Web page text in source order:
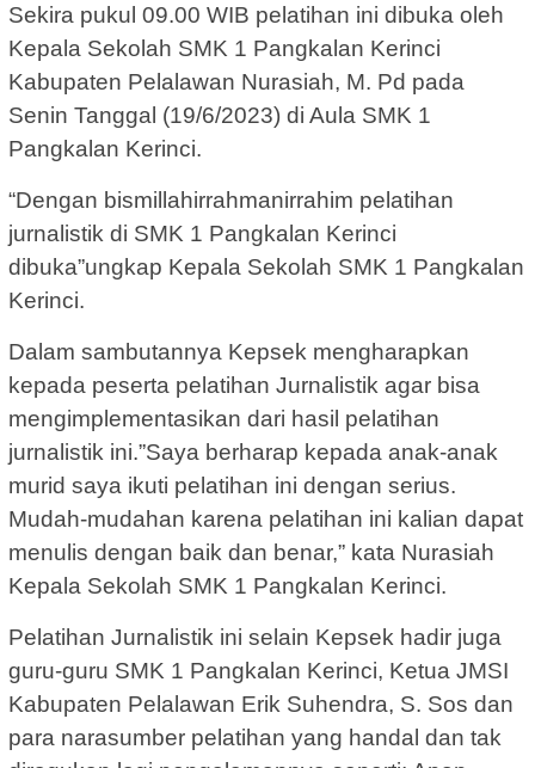
Sekira pukul 09.00 WIB pelatihan ini dibuka oleh
Kepala Sekolah SMK 1 Pangkalan Kerinci
Kabupaten Pelalawan Nurasiah, M. Pd pada
Senin Tanggal (19/6/2023) di Aula SMK 1
Pangkalan Kerinci.
“Dengan bismillahirrahmanirrahim pelatihan
jurnalistik di SMK 1 Pangkalan Kerinci
dibuka”ungkap Kepala Sekolah SMK 1 Pangkalan
Kerinci.
Dalam sambutannya Kepsek mengharapkan
kepada peserta pelatihan Jurnalistik agar bisa
mengimplementasikan dari hasil pelatihan
jurnalistik ini.”Saya berharap kepada anak-anak
murid saya ikuti pelatihan ini dengan serius.
Mudah-mudahan karena pelatihan ini kalian dapat
menulis dengan baik dan benar,” kata Nurasiah
Kepala Sekolah SMK 1 Pangkalan Kerinci.
Pelatihan Jurnalistik ini selain Kepsek hadir juga
guru-guru SMK 1 Pangkalan Kerinci, Ketua JMSI
Kabupaten Pelalawan Erik Suhendra, S. Sos dan
para narasumber pelatihan yang handal dan tak